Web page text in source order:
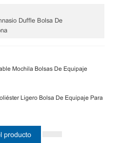
Duffle Bolsa De
Mochila Bolsas De Equipaje
Ligero Bolsa De Equipaje Para
producto